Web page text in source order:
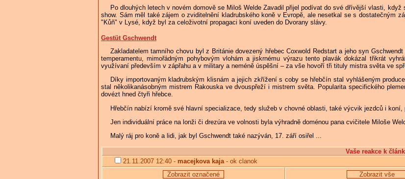
Po dlouhých letech v novém domově se Miloš Welde Zavadil přijel podívat do své dřívější vlasti,
show. Sám měl také zájem o zviditelnění kladrubského koně v Evropě, ale nesetkal se s dostatečným
"Kůň" v Lysé, když byl za celoživotní propagaci koní uveden do Dvorany slávy.
Gestüt Gschwendt
Zakladatelem tamního chovu byl z Británie dovezený hřebec Coxwold Redstart a jeho syn
temperamentu, mimořádným pohybovým vlohám a jiskrnému výrazu tento plavák dokázal třikrát
využívaní především v zápřahu a v military a neméně úspěšní – za vše hovoří tři tituly mistra světa ve
Díky importovaným kladrubským klisnám a jejich zkřížení s coby se hřebčín stal vyhlášeným
stal několikanásobným mistrem Rakouska ve dvouspřeží i mistrem světa. Popularita specifického
dovézt hned čtyři hřebce.
Hřebčín nabízí kromě své hlavní specializace, tedy služeb v chovné oblasti, také výcvik jezdců i koní,
Jen individuální práce na lonži či drezúra ve volnosti byla výhradně doménou pana cvičitele Miloše
Malý ráj pro koně a lidi, jak byl Gschwendt také nazýván, 17. září osiřel ...
Vaše reakce k
21.11.2007 12:40 - macejkova kaja - ok clanok
Zobrazit označené
Zobrazit vše